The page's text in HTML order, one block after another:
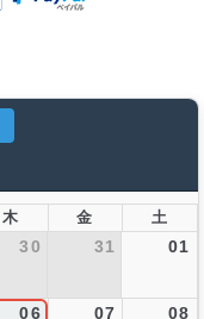
木 金 土
30 31 01
06 07 08